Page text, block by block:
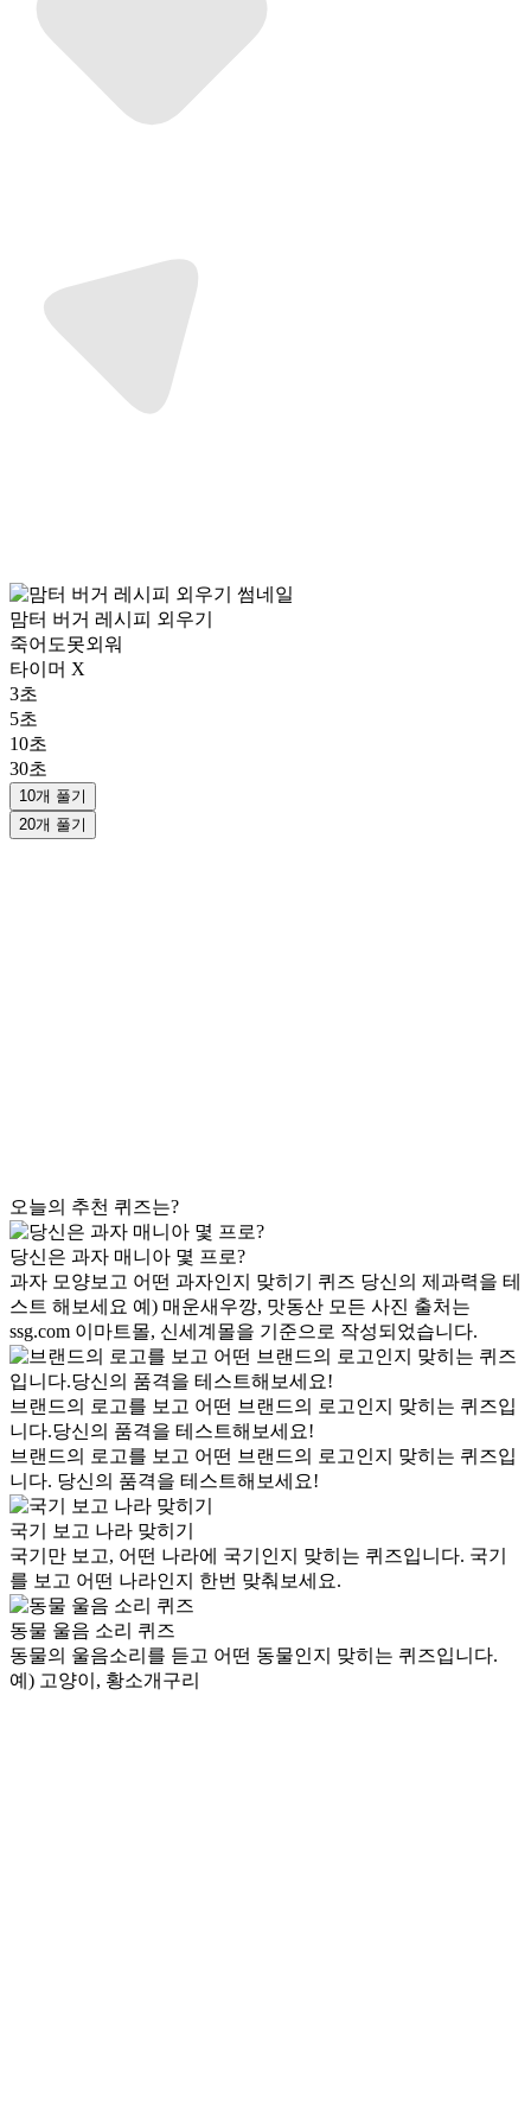
맘터 버거 레시피 외우기
죽어도못외워
타이머 X
3초
5초
10초
30초
10개 풀기
20개 풀기
오늘의 추천 퀴즈는?
당신은 과자 매니아 몇 프로?
과자 모양보고 어떤 과자인지 맞히기 퀴즈 당신의 제과력을 테
스트 해보세요 예) 매운새우깡, 맛동산 모든 사진 출처는
ssg.com 이마트몰, 신세계몰을 기준으로 작성되었습니다.
브랜드의 로고를 보고 어떤 브랜드의 로고인지 맞히는 퀴즈입
니다.당신의 품격을 테스트해보세요!
브랜드의 로고를 보고 어떤 브랜드의 로고인지 맞히는 퀴즈입
니다. 당신의 품격을 테스트해보세요!
국기 보고 나라 맞히기
국기만 보고, 어떤 나라에 국기인지 맞히는 퀴즈입니다. 국기
를 보고 어떤 나라인지 한번 맞춰보세요.
동물 울음 소리 퀴즈
동물의 울음소리를 듣고 어떤 동물인지 맞히는 퀴즈입니다.
예) 고양이, 황소개구리